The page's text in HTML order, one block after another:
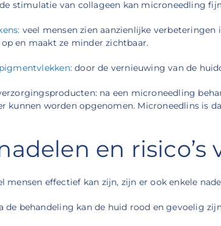
stimulatie van collageen kan microneedling
veel mensen zien aanzienlijke
en maakt ze minder zichtbaar.
door de vernieuwing van de
na een microneedling
kunnen worden opgenomen. Microneedlins is
en
mensen effectief kan zijn, zijn er ook enkele
de behandeling kan de huid rood en gevoelig